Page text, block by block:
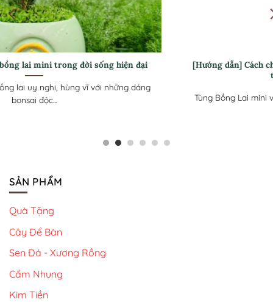
[Hướng dẫn] Cách chăm sóc Tùng bồng lai mini luôn xanh
Tùng Bồng Lai mini với tán lá kim dày như những đám mây
SẢN PHẨM
Quà Tặng
Cây Để Bàn
Sen Đá - Xương Rồng
Cẩm Nhung
Kim Tiền